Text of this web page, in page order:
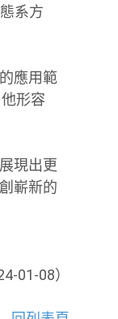
系方
應用範
形容
現出更
嶄新的
01-08）